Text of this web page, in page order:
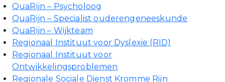
QuaRijn – Psycholoog
QuaRijn – Specialist ouderengeneeskunde
QuaRijn – Wijkteam
Regionaal Instituut voor Dyslexie (RID)
Regionaal Instituut voor
Ontwikkelingsproblemen
Regionale Sociale Dienst Kromme Rijn